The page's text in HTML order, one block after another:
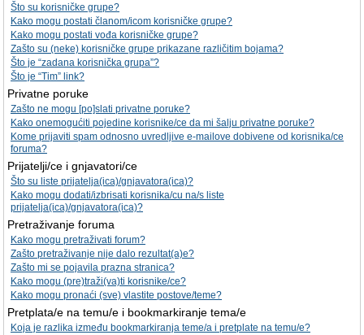
Što su korisničke grupe?
Kako mogu postati članom/icom korisničke grupe?
Kako mogu postati vođa korisničke grupe?
Zašto su (neke) korisničke grupe prikazane različitim bojama?
Što je “zadana korisnička grupa”?
Što je “Tim” link?
Privatne poruke
Zašto ne mogu [po]slati privatne poruke?
Kako onemogućiti pojedine korisnike/ce da mi šalju privatne poruke?
Kome prijaviti spam odnosno uvredljive e-mailove dobivene od korisnika/ce
foruma?
Prijatelji/ce i gnjavatori/ce
Što su liste prijatelja(ica)/gnjavatora(ica)?
Kako mogu dodati/izbrisati korisnika/cu na/s liste
prijatelja(ica)/gnjavatora(ica)?
Pretraživanje foruma
Kako mogu pretraživati forum?
Zašto pretraživanje nije dalo rezultat(a)e?
Zašto mi se pojavila prazna stranica?
Kako mogu (pre)traži(va)ti korisnike/ce?
Kako mogu pronaći (sve) vlastite postove/teme?
Pretplata/e na temu/e i bookmarkiranje tema/e
Koja je razlika između bookmarkiranja teme/a i pretplate na temu/e?